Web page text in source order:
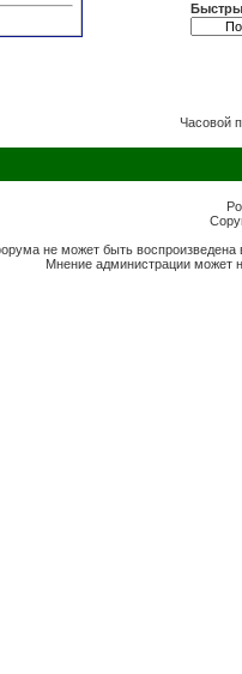
Часовой
не может быть
Мнение администрации может